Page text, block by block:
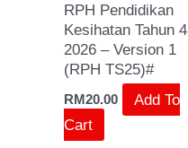
RPH Pendidikan
Kesihatan Tahun 4
2026 – Version 1
(RPH TS25)#
RM20.00
Add To
Cart